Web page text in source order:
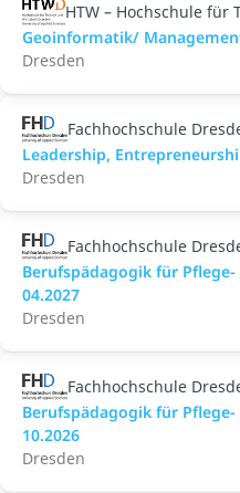
HTW – Hochschule für
Geoinformatik/
Dresden
Fachhochschule
Leadership,
Dresden
Fachhochschule
Berufspädagogik für
04.2027
Dresden
Fachhochschule
Berufspädagogik für
10.2026
Dresden